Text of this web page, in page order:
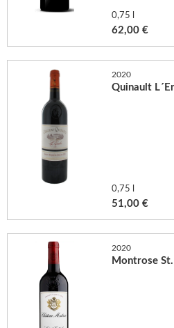
0,75 l
62,00 €
2020
Quinault
0,75 l
51,00 €
2020
Montrose